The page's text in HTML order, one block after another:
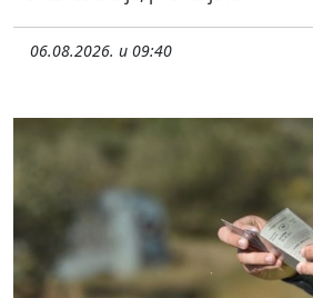
06.08.2026. u 09:40